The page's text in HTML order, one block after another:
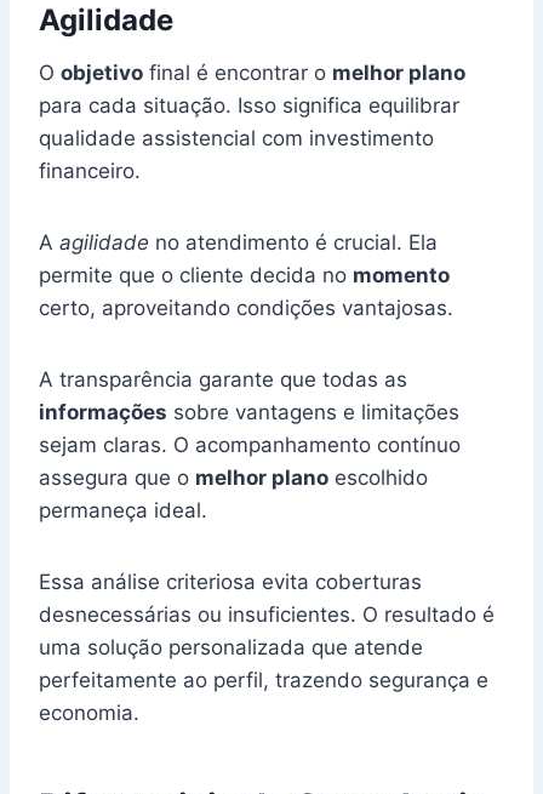
Agilidade
O objetivo final é encontrar o melhor plano
para cada situação. Isso significa equilibrar
qualidade assistencial com investimento
financeiro.
A agilidade no atendimento é crucial. Ela
permite que o cliente decida no momento
certo, aproveitando condições vantajosas.
A transparência garante que todas as
informações sobre vantagens e limitações
sejam claras. O acompanhamento contínuo
assegura que o melhor plano escolhido
permaneça ideal.
Essa análise criteriosa evita coberturas
desnecessárias ou insuficientes. O resultado é
uma solução personalizada que atende
perfeitamente ao perfil, trazendo segurança e
economia.